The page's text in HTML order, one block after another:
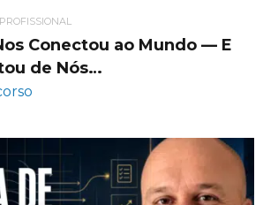
Conectou ao Mundo — E
de Nós…